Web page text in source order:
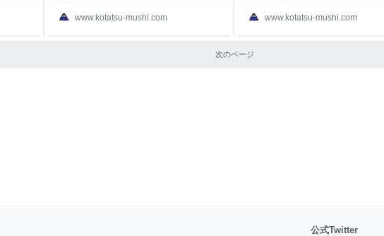
www.kotatsu-mushi.com www.kotatsu-mushi.com
次のページ
公式Twitter